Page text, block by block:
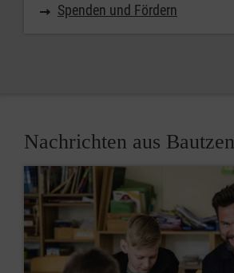
Spenden und Fördern
Nachrichten aus Bautzen